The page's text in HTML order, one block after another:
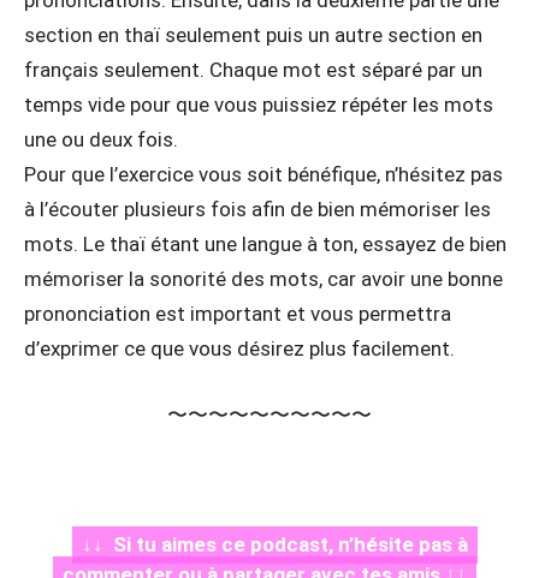
section en thaï seulement puis un autre section en
français seulement. Chaque mot est séparé par un
temps vide pour que vous puissiez répéter les mots
une ou deux fois.
Pour que l’exercice vous soit bénéfique, n’hésitez pas
à l’écouter plusieurs fois afin de bien mémoriser les
mots. Le thaï étant une langue à ton, essayez de bien
mémoriser la sonorité des mots, car avoir une bonne
prononciation est important et vous permettra
d’exprimer ce que vous désirez plus facilement.
〜〜〜〜〜〜〜〜〜〜
↓↓ Si tu aimes ce podcast, n’hésite pas à